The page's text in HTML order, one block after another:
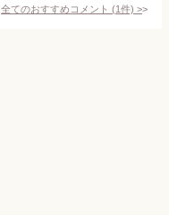
全てのおすすめコメント (1件) >